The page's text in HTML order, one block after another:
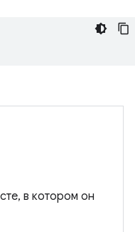
в котором он